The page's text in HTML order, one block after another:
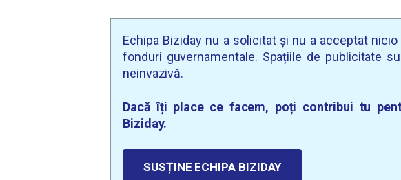
Echipa Biziday nu a solicitat și nu a acceptat
fonduri guvernamentale. Spațiile de publicitate
neinvazivă.
Dacă îți place ce facem, poți contribui tu
Biziday.
SUSȚINE ECHIPA BIZIDAY